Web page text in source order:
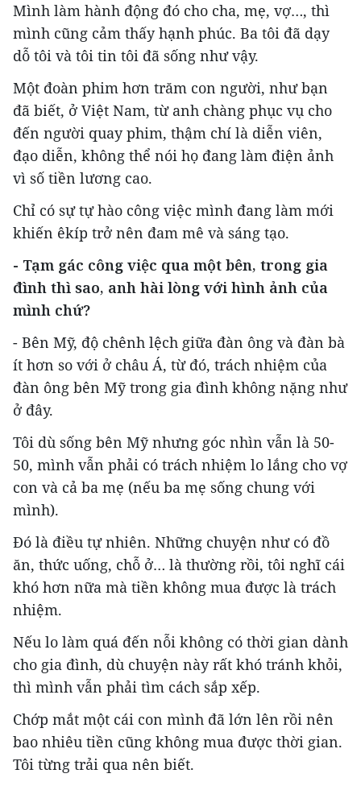
Mình làm hành động đó cho cha, mẹ, vợ…, thì
mình cũng cảm thấy hạnh phúc. Ba tôi đã dạy
dỗ tôi và tôi tin tôi đã sống như vậy.
Một đoàn phim hơn trăm con người, như bạn
đã biết, ở Việt Nam, từ anh chàng phục vụ cho
đến người quay phim, thậm chí là diễn viên,
đạo diễn, không thể nói họ đang làm điện ảnh
vì số tiền lương cao.
Chỉ có sự tự hào công việc mình đang làm mới
khiến êkíp trở nên đam mê và sáng tạo.
- Tạm gác công việc qua một bên, trong gia
đình thì sao, anh hài lòng với hình ảnh của
mình chứ?
- Bên Mỹ, độ chênh lệch giữa đàn ông và đàn bà
ít hơn so với ở châu Á, từ đó, trách nhiệm của
đàn ông bên Mỹ trong gia đình không nặng như
ở đây.
Tôi dù sống bên Mỹ nhưng góc nhìn vẫn là 50-
50, mình vẫn phải có trách nhiệm lo lắng cho vợ
con và cả ba mẹ (nếu ba mẹ sống chung với
mình).
Đó là điều tự nhiên. Những chuyện như có đồ
ăn, thức uống, chỗ ở… là thường rồi, tôi nghĩ cái
khó hơn nữa mà tiền không mua được là trách
nhiệm.
Nếu lo làm quá đến nỗi không có thời gian dành
cho gia đình, dù chuyện này rất khó tránh khỏi,
thì mình vẫn phải tìm cách sắp xếp.
Chớp mắt một cái con mình đã lớn lên rồi nên
bao nhiêu tiền cũng không mua được thời gian.
Tôi từng trải qua nên biết.